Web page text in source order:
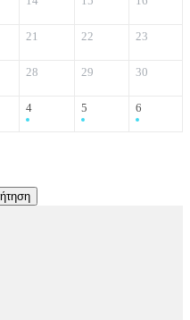
21 22 23
28 29 30
4 5 6